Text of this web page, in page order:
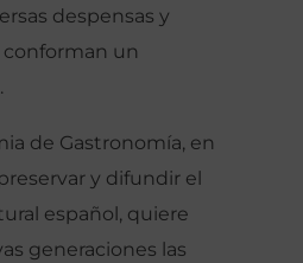
despensas y
un
de Gastronomía, en
y difundir el
español, quiere
generaciones las